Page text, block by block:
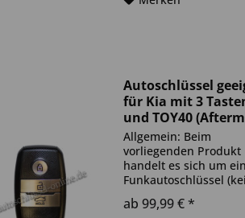
Autoschlüssel
für Kia mit 3
und TOY40
Produkt)
Allgemein: Beim
vorliegenden Produkt
handelt es sich um
Funkautoschlüssel
Original). Es ist eine
Wegfahrsperre
ab 99,99 € *